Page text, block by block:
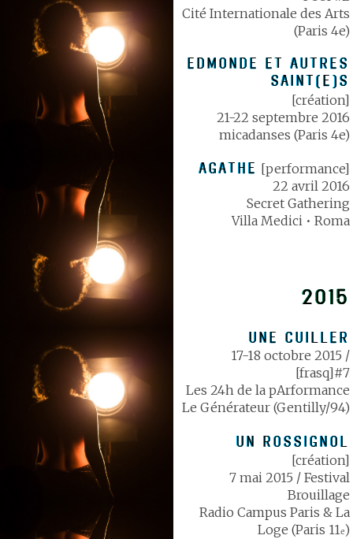
Cité Internationale des Arts
(Paris 4e)
EDMONDE ET AUTRES
SAINT(E)S
[création]
21-22 septembre 2016
micadanses (Paris 4e)
AGATHE [performance]
22 avril 2016
Secret Gathering
Villa Medici • Roma
2015
UNE CUILLER
17-18 octobre 2015 /
[frasq]#7
Les 24h de la pArformance
Le Générateur (Gentilly/94)
UN ROSSIGNOL
[création]
7 mai 2015 / Festival
Brouillage
Radio Campus Paris & La
Loge (Paris 11e)